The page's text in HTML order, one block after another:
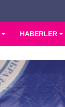
HABERLER